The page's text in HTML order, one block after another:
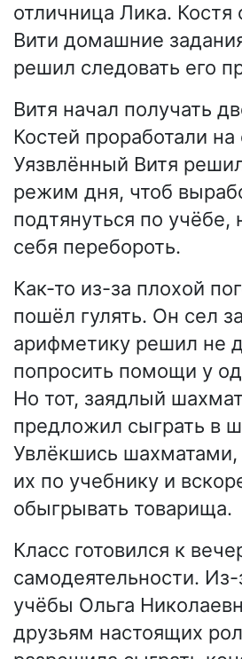
отличница Лика. Костя
Вити домашние
решил следовать его
Витя начал получать
Костей проработали на
Уязвлённый Витя
режим дня, чтоб
подтянуться по учёбе,
себя перебороть.
Как-то из-за плохой
пошёл гулять. Он сел
арифметику решил не
попросить помощи у
Но тот, заядлый
предложил сыграть в
Увлёкшись шахматами,
их по учебнику и
обыгрывать товарища.
Класс готовился к
самодеятельности. Из-
учёбы Ольга
друзьям настоящих